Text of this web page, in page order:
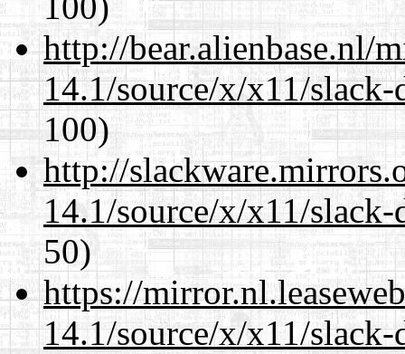
http://bear.alienbase.nl/
14.1/source/x/x11/
100)
http://
14.1/source/x/x11/
50)
https://
14.1/source/x/x11/